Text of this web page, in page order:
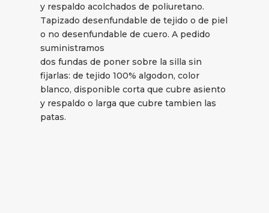
y respaldo acolchados de poliuretano.
Tapizado desenfundable de tejido o de piel
o no desenfundable de cuero. A pedido
suministramos
dos fundas de poner sobre la silla sin
fijarlas: de tejido 100% algodon, color
blanco, disponible corta que cubre asiento
y respaldo o larga que cubre tambien las
patas.